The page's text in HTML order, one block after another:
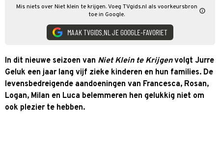
Mis niets over Niet klein te krijgen. Voeg TVgids.nl als voorkeursbron
toe in Google.
MAAK TVGIDS.NL JE GOOGLE-FAVORIET
In dit nieuwe seizoen van Niet Klein te Krijgenvolgt Jurre
Geluk een jaar lang vijf zieke kinderen en hun families. De
levensbedreigende aandoeningen van Francesca, Rosan,
Logan, Milan en Luca belemmeren hen gelukkig niet om
ook plezier te hebben.